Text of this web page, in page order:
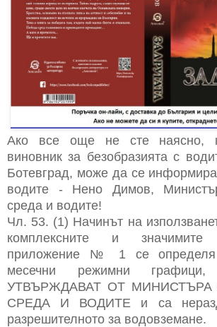
Aко все още не сте наясно,
виновник за безобразията с
Ботевград, може да се
водите - Нено Димов,
среда и водите!
Чл. 53. (1) Начинът на
комплексните и
приложение № 1 се
месечни режимни
УТВЪРЖДАВАТ ОТ МИНИСТЪРА
СРЕДА И ВОДИТЕ и са
разрешителното за водовземане.